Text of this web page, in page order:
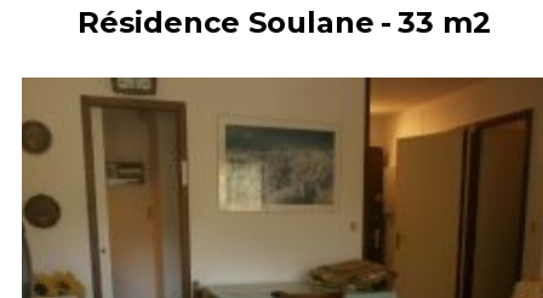
Résidence Soulane 33 m2